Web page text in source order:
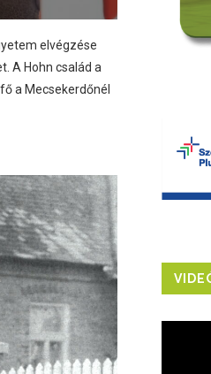
elvégzése
A Hohn család a
a Mecsekerdőnél